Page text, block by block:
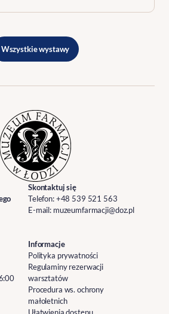
Wszystkiewystawy
Skontaktuj się
Telefon:+48 539 521 563
E-mail: muzeumfarmacji@doz.pl
Informacje
Polityka prywatności
Regulaminy rezerwacji
warsztatów
Procedura ws. ochrony
małoletnich